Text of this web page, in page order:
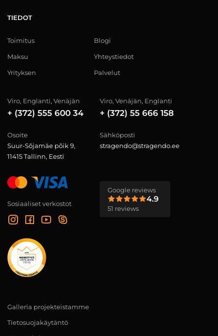
TIEDOT
Toimitus
Maksu
Yrityksen
Blogi
Yhteystiedot
Palvelut
Viro, Englanti, Venäjän
+ (372) 555 600 34
Viro, Venäjän, Englanti
+ (372) 55 666 158
Osoite
Suur-Sõjamäe põik 9,
11415 Tallinn, Eesti
Sähköposti
stragendo@stragendo.ee
Sosiaaliset verkostot
Google reviews
4.9
51 reviews
Galleria projekteistamme
Tietosuojakäytäntö